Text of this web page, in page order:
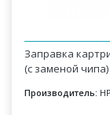
Заправка
(с заменой чипа)
Производитель: HP